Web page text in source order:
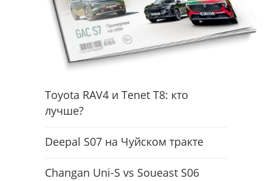
Toyota RAV4 и Tenet T8: кто
лучше?
Deepal S07 на Чуйском тракте
Changan Uni-S vs Soueast S06